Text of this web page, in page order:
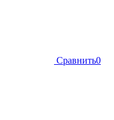
Сравнить0